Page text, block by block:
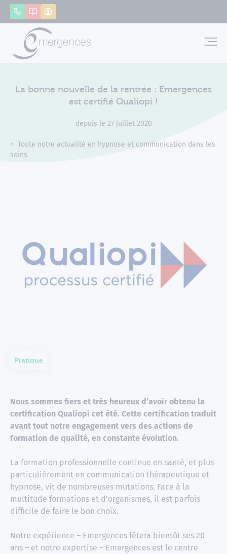
AppelerCatalogue
La bonne nouvelle de la rentrée : Emergences
est certifié Qualiopi !
depuis le 27 juillet 2020
Accueil
Actualités
Toute notre actualité en hypnose et communication dans les
soins
Pratique
Nous sommes fiers et très heureux d’avoir obtenu la
certification Qualiopi cet été. Cette certification traduit
avant tout notre engagement vers des actions de
formation de qualité, en constante évolution.
La formation professionnelle continue en santé, et plus
particulièrement en communication thérapeutique et
hypnose, vit de nombreuses mutations. Face à la
multitude formations et d’organismes, il est parfois
difficile de faire le bon choix.
Notre expérience – Emergences fêtera bientôt ses 20
ans – et notre expertise – Emergences est le centre
Panneau de gestion des cookies